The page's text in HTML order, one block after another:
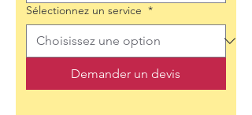
Sélectionnez un service *
Demander un devis